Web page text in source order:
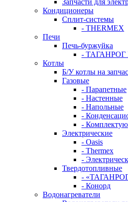
Запчасти для
Кондиционеры
Сплит-системы
- THERMEX
Печи
Печь-буржуйка
-
Котлы
Б/У котлы на
Газовые
- Парапетные
- Настенные
- Напольные
-
-
Электрические
- Oasis
- Thermex
-
Твердотопливные
-
- Конорд
Водонагреватели